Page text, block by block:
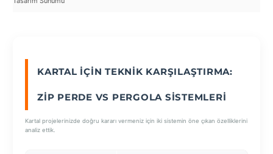
KARTAL İÇIN TEKNIK KARŞILAŞTIRMA:
ZIP PERDE VS PERGOLA SISTEMLERI
Kartal projelerinizde doğru kararı vermeniz için iki sistemin öne çıkan özelliklerini
analiz ettik.